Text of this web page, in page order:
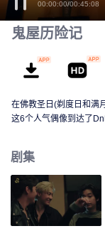
00:00:00/00:45:08
鬼屋历险记
在佛教圣日(剃度日和满
这6个人气偶像到达了
并陷入了一系列混乱呢
房里的神秘事件让着6个
的事情到底是真的幽
剧集